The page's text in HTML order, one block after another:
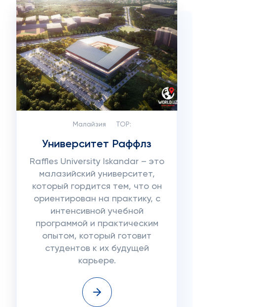
Малайзия TOP:
Университет Раффлз
Raffles University Iskandar – это
малазийский университет,
который гордится тем, что он
ориентирован на практику, с
интенсивной учебной
программой и практическим
опытом, который готовит
студентов к их будущей
карьере.